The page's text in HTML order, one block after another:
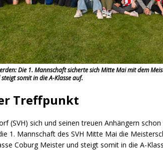
Die 1. Mannschaft sicherte sich Mitte Mai mit dem
somit in die A-Klasse auf.
Treffpunkt
(SVH) sich und seinen treuen Anhängern
1. Mannschaft des SVH Mitte Mai die
Coburg Meister und steigt somit in die A-